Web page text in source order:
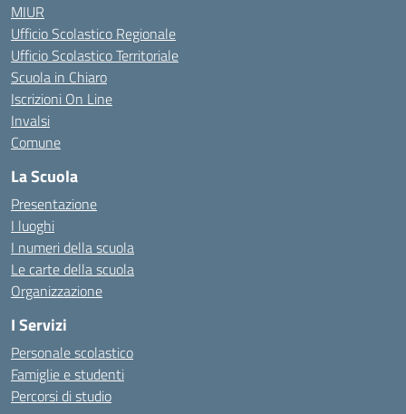
MIUR
Ufficio Scolastico Regionale
Ufficio Scolastico Territoriale
Scuola in Chiaro
Iscrizioni On Line
Invalsi
Comune
La Scuola
Presentazione
I luoghi
I numeri della scuola
Le carte della scuola
Organizzazione
I Servizi
Personale scolastico
Famiglie e studenti
Percorsi di studio